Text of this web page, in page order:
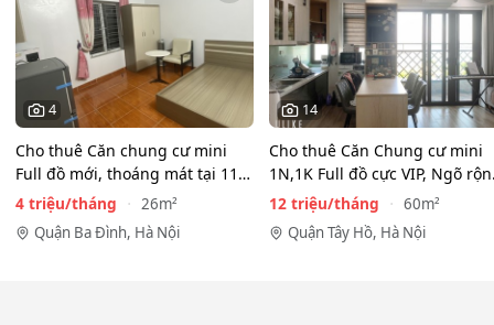
4
Cho thuê Căn chung cư mini
Full đồ mới, thoáng mát tại 116
Phan Kế Bính, Ba…
4 triệu/tháng
26m²
Quận Ba Đình, Hà Nội
14
Cho thuê Căn Chung cư mini
1N,1K Full đồ cực VIP, Ngõ
View toàn mặt hồ…
12 triệu/tháng
60m²
Quận Tây Hồ, Hà Nội